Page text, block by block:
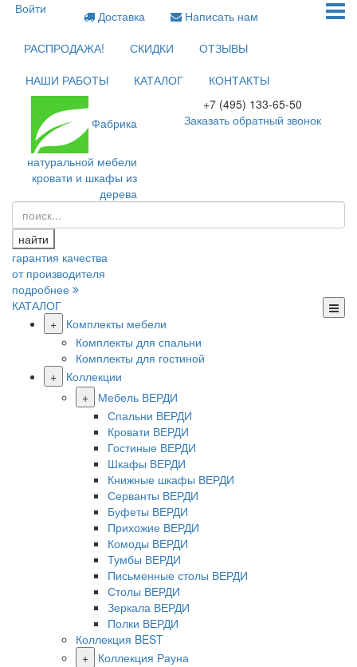
Войти Доставка
Написать нам
РАСПРОДАЖА!
СКИДКИ
ОТЗЫВЫ
НАШИ РАБОТЫ
КАТАЛОГ КОНТАКТЫ
Фабрика
натуральной мебели
кровати и шкафы из
дерева
+7 (495) 133-65-50
Заказать обратный звонок
найти
гарантия качества
от производителя
подробнее
КАТАЛОГ
+
Комплекты мебели
Комплекты для спальни
Комплекты для гостиной
+
Коллекции
+
Мебель ВЕРДИ
Спальни ВЕРДИ
Кровати ВЕРДИ
Гостиные ВЕРДИ
Шкафы ВЕРДИ
Книжные шкафы ВЕРДИ
Серванты ВЕРДИ
Буфеты ВЕРДИ
Прихожие ВЕРДИ
Комоды ВЕРДИ
Тумбы ВЕРДИ
Письменные столы ВЕРДИ
Столы ВЕРДИ
Зеркала ВЕРДИ
Полки ВЕРДИ
Коллекция BEST
+
Коллекция Рауна